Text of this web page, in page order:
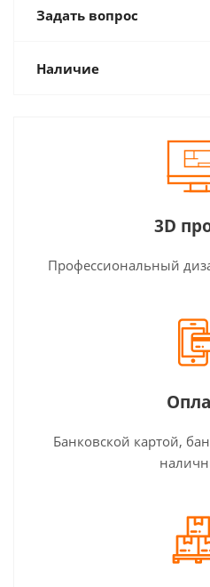
Задать вопрос
Наличие
3D
Профессиональный
Банковской картой,